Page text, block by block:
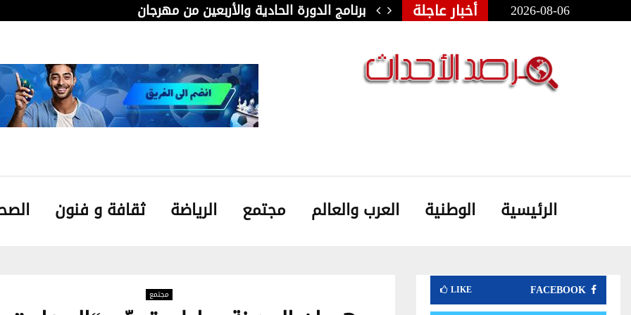
2026-08-06 أخبار عاجلة
للفنون الشعبية بأوذنة: نجلاء… برنامج الدورة الحادية والأربعين من مهرجان قابس…
الرئيسية الوطنية العرب والعالم مجتمع الرياضة ثقافة و فنون
مجتمع FACEBOOK
LIKE